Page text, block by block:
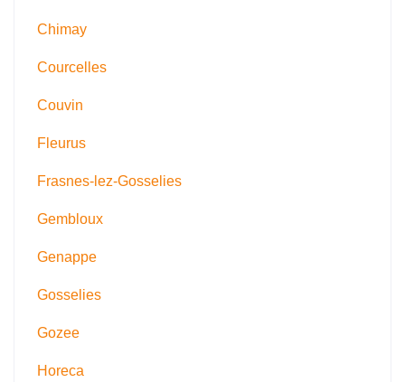
Chimay
Courcelles
Couvin
Fleurus
Frasnes-lez-Gosselies
Gembloux
Genappe
Gosselies
Gozee
Horeca